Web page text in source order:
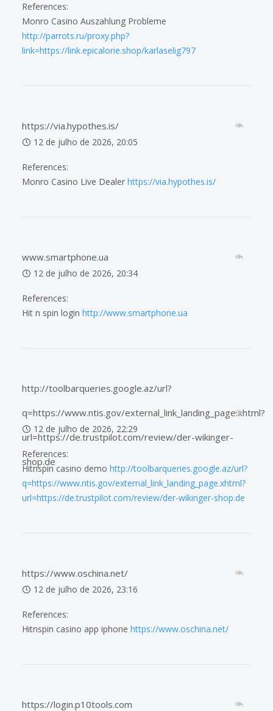
References:
Monro Casino Auszahlung Probleme
http://parrots.ru/proxy.php?
link=https://link.epicalorie.shop/karlaselig797
https://via.hypothes.is/
12 de julho de 2026, 20:05
References:
Monro Casino Live Dealer https://via.hypothes.is/
www.smartphone.ua
12 de julho de 2026, 20:34
References:
Hit n spin login http://www.smartphone.ua
http://toolbarqueries.google.az/url?
q=https://www.ntis.gov/external_link_landing_page.xhtml?
url=https://de.trustpilot.com/review/der-wikinger-
shop.de
12 de julho de 2026, 22:29
References:
Hitnspin casino demo http://toolbarqueries.google.az/url?
q=https://www.ntis.gov/external_link_landing_page.xhtml?
url=https://de.trustpilot.com/review/der-wikinger-shop.de
https://www.oschina.net/
12 de julho de 2026, 23:16
References:
Hitnspin casino app iphone https://www.oschina.net/
https://login.p10tools.com